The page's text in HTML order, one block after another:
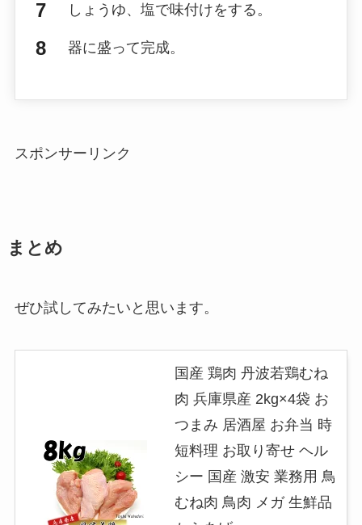
しょうゆ、塩で味付けをする。
器に盛って完成。
スポンサーリンク
まとめ
ぜひ試してみたいと思います。
国産 鶏肉 丹波若鶏むね
肉 兵庫県産 2kg×4袋 お
つまみ 居酒屋 お弁当 時
短料理 お取り寄せ ヘル
シー 国産 激安 業務用 鳥
むね肉 鳥肉 メガ 生鮮品